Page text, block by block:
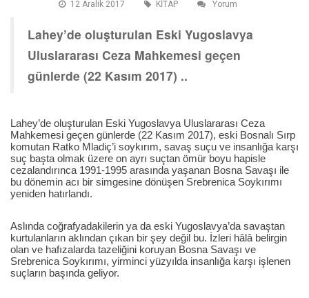
12 Aralik 2017 KİTAP Yorum
Lahey’de oluşturulan Eski Yugoslavya
Uluslararası Ceza Mahkemesi geçen
günlerde (22 Kasım 2017) ..
Lahey’de oluşturulan Eski Yugoslavya Uluslararası Ceza
Mahkemesi geçen günlerde (22 Kasım 2017), eski Bosnalı Sırp
komutan Ratko Mladiç’i soykırım, savaş suçu ve insanlığa karşı
suç başta olmak üzere on ayrı suçtan ömür boyu hapisle
cezalandırınca 1991-1995 arasında yaşanan Bosna Savaşı ile
bu dönemin acı bir simgesine dönüşen Srebrenica Soykırımı
yeniden hatırlandı.
Aslında coğrafyadakilerin ya da eski Yugoslavya’da savaştan
kurtulanların aklından çıkan bir şey değil bu. İzleri hâlâ belirgin
olan ve hafızalarda tazeliğini koruyan Bosna Savaşı ve
Srebrenica Soykırımı, yirminci yüzyılda insanlığa karşı işlenen
suçların başında geliyor.